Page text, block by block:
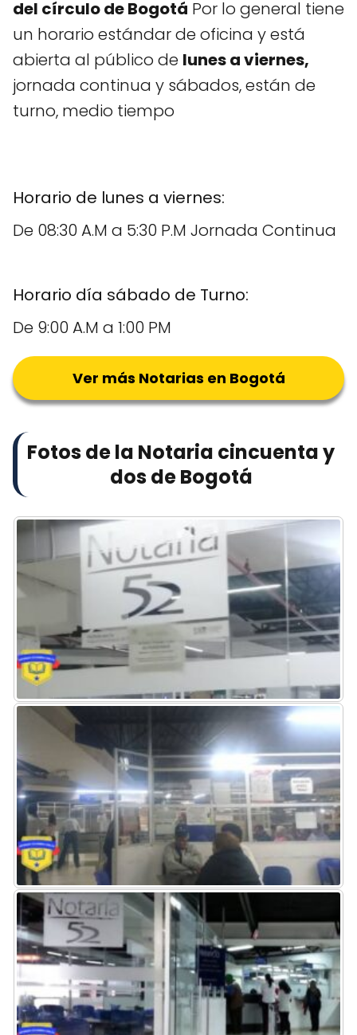
del círculo de Bogotá Por lo general tiene
un horario estándar de oficina y está
abierta al público de lunes a viernes,
jornada continua y sábados, están de
turno, medio tiempo
Horario de lunes a viernes:
De 08:30 A.M a 5:30 P.M Jornada Continua
Horario día sábado de Turno:
De 9:00 A.M a 1:00 PM
Ver más Notarias en Bogotá
Fotos de la Notaria cincuenta y
dos de Bogotá